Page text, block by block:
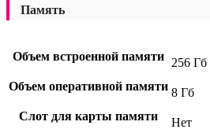
Память
Объем встроенной памяти 256 Гб
Объем оперативной памяти 8 Гб
Слот для карты памяти
Нет